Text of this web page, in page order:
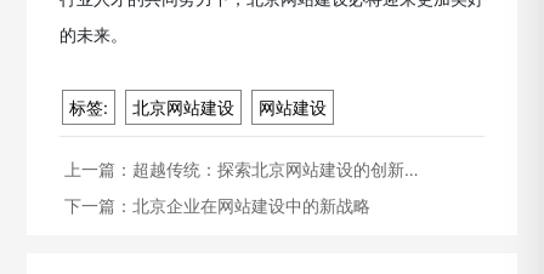
的未来。
标签: 北京网站建设 网站建设
上一篇： 超越传统：探索北京网站建设的创新…
下一篇： 北京企业在网站建设中的新战略